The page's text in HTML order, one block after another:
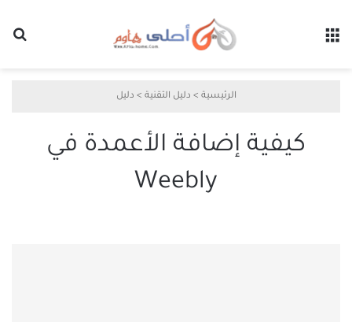
الرئيسية > دليل التقنية > دليل
كيفية إضافة الأعمدة في
Weebly